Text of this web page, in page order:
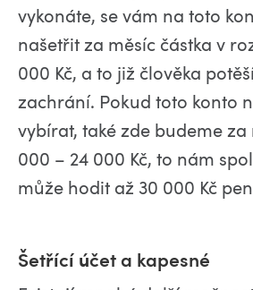
vykonáte, se vám na toto
našetřit za měsíc částka v
000 Kč, a to již člověka
zachrání. Pokud toto konto
vybírat, také zde budeme za
000 – 24 000 Kč, to nám
může hodit až 30 000 Kč
Šetřící účet a kapesné